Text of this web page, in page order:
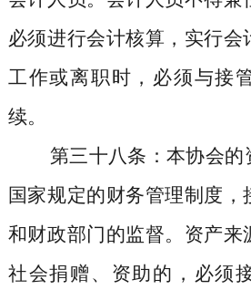
必须进行会计核算，实行会
工作或离职时，必须与接
续。
第三十八条 ：本协会
国家规定的财务管理制度，
和财政部门的监督。资产来
社会捐赠、资助的，必须